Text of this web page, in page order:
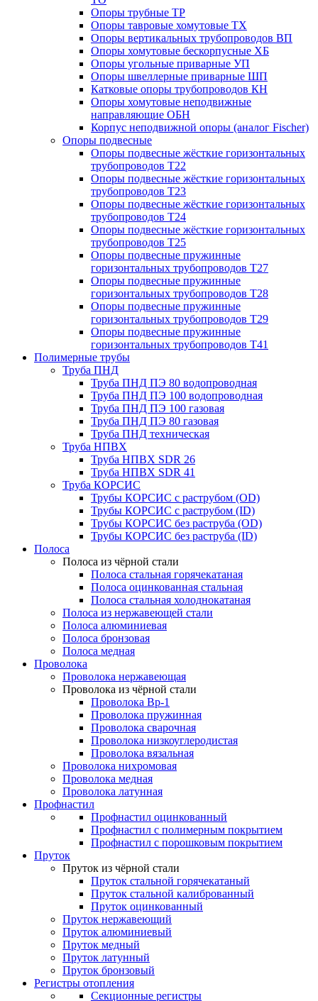
Опоры трубные ТР
Опоры тавровые хомутовые ТХ
Опоры вертикальных трубопроводов ВП
Опоры хомутовые бескорпусные ХБ
Опоры угольные приварные УП
Опоры швеллерные приварные ШП
Катковые опоры трубопроводов КН
Опоры хомутовые неподвижные
направляющие ОБН
Корпус неподвижной опоры (аналог Fischer)
Опоры подвесные
Опоры подвесные жёсткие горизонтальных
трубопроводов Т22
Опоры подвесные жёсткие горизонтальных
трубопроводов Т23
Опоры подвесные жёсткие горизонтальных
трубопроводов Т24
Опоры подвесные жёсткие горизонтальных
трубопроводов Т25
Опоры подвесные пружинные
горизонтальных трубопроводов Т27
Опоры подвесные пружинные
горизонтальных трубопроводов Т28
Опоры подвесные пружинные
горизонтальных трубопроводов Т29
Опоры подвесные пружинные
горизонтальных трубопроводов Т41
Полимерные трубы
Труба ПНД
Труба ПНД ПЭ 80 водопроводная
Труба ПНД ПЭ 100 водопроводная
Труба ПНД ПЭ 100 газовая
Труба ПНД ПЭ 80 газовая
Труба ПНД техническая
Труба НПВХ
Труба НПВХ SDR 26
Труба НПВХ SDR 41
Труба КОРСИС
Трубы КОРСИС с раструбом (OD)
Трубы КОРСИС с раструбом (ID)
Трубы КОРСИС без раструба (OD)
Трубы КОРСИС без раструба (ID)
Полоса
Полоса из чёрной стали
Полоса стальная горячекатаная
Полоса оцинкованная стальная
Полоса стальная холоднокатаная
Полоса из нержавеющей стали
Полоса алюминиевая
Полоса бронзовая
Полоса медная
Проволока
Проволока нержавеющая
Проволока из чёрной стали
Проволока Вр-1
Проволока пружинная
Проволока сварочная
Проволока низкоуглеродистая
Проволока вязальная
Проволока нихромовая
Проволока медная
Проволока латунная
Профнастил
Профнастил оцинкованный
Профнастил с полимерным покрытием
Профнастил с порошковым покрытием
Пруток
Пруток из чёрной стали
Пруток стальной горячекатаный
Пруток стальной калиброванный
Пруток оцинкованный
Пруток нержавеющий
Пруток алюминиевый
Пруток медный
Пруток латунный
Пруток бронзовый
Регистры отопления
Секционные регистры